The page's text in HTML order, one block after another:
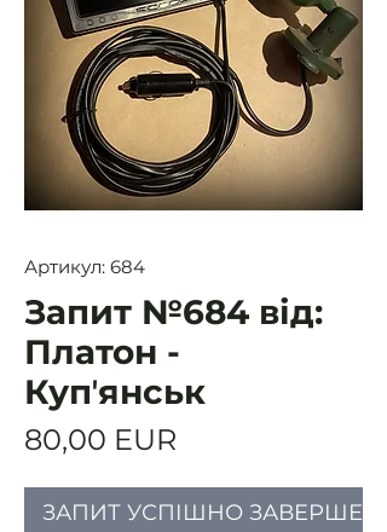
Артикул: 684
Запит №684 від:
Платон -
Купʼянськ
80,00 EUR
ЗАПИТ УСПІШНО